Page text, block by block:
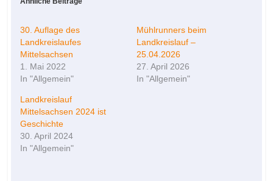
30. Auflage des
Landkreislaufes
Mittelsachsen
1. Mai 2022
In "Allgemein"
Mühlrunners beim
Landkreislauf –
25.04.2026
27. April 2026
In "Allgemein"
Landkreislauf
Mittelsachsen 2024 ist
Geschichte
30. April 2024
In "Allgemein"